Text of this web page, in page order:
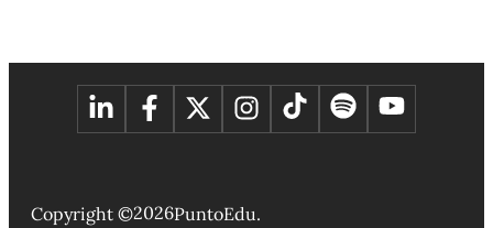
Copyright ©2026PuntoEdu.